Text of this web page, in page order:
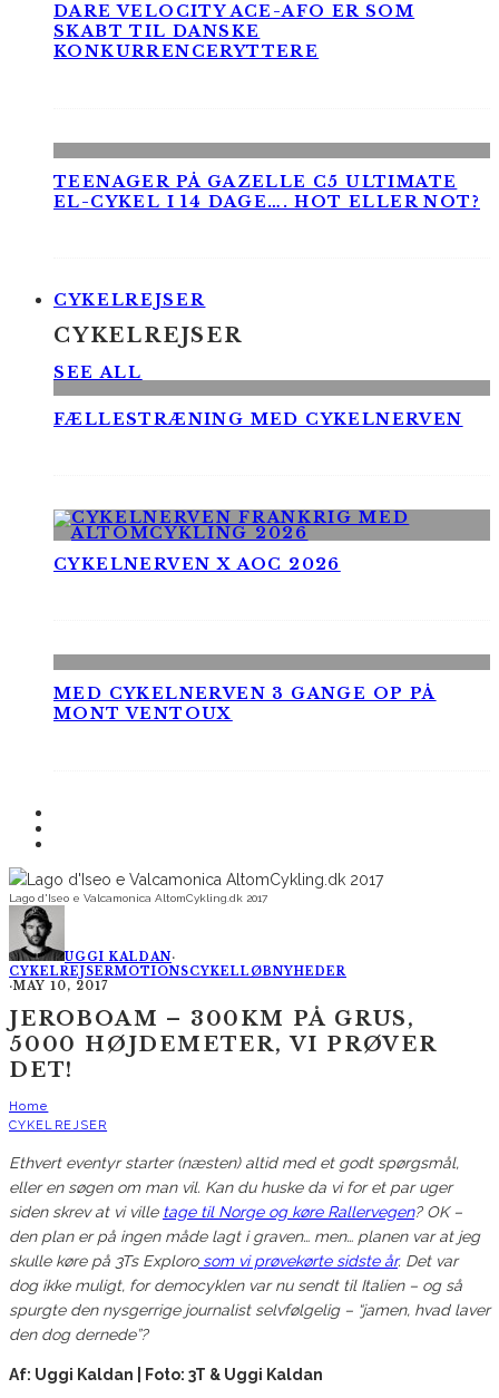
DARE VELOCITY ACE-AFO ER SOM
SKABT TIL DANSKE
KONKURRENCERYTTERE
TEENAGER PÅ GAZELLE C5 ULTIMATE
EL-CYKEL I 14 DAGE…. HOT ELLER NOT?
CYKELREJSER
CYKELREJSER
SEE ALL
FÆLLESTRÆNING MED CYKELNERVEN
CYKELNERVEN X AOC 2026
MED CYKELNERVEN 3 GANGE OP PÅ
MONT VENTOUX
Lago d'Iseo e Valcamonica AltomCykling.dk 2017
UGGI KALDAN·
CYKELREJSERMOTIONSCYKELLØBNYHEDER
·MAY 10, 2017
JEROBOAM – 300KM PÅ GRUS,
5000 HØJDEMETER, VI PRØVER
DET!
Home
CYKELREJSER
Ethvert eventyr starter (næsten) altid med et godt spørgsmål,
eller en søgen om man vil. Kan du huske da vi for et par uger
siden skrev at vi ville tage til Norge og køre Rallervegen? OK –
den plan er på ingen måde lagt i graven… men… planen var at jeg
skulle køre på 3Ts Explorosom vi prøvekørte sidste år. Det var
dog ikke muligt, for democyklen var nu sendt til Italien – og så
spurgte den nysgerrige journalist selvfølgelig – “jamen, hvad laver
den dog dernede”?
Af: Uggi Kaldan | Foto: 3T & Uggi Kaldan